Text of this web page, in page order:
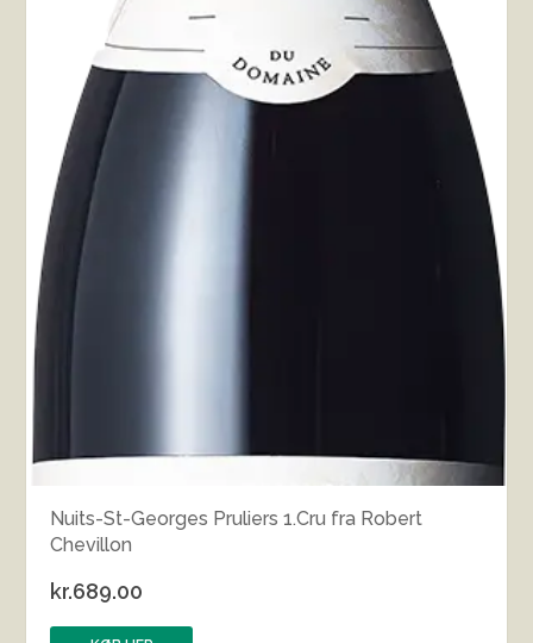
Nuits-St-Georges Pruliers 1.Cru fra Robert
Chevillon
kr.689.00